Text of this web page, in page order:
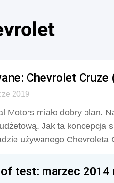
Chevrolet
2019
Motors miało dobry plan.
Jak ta koncepcja
używanego Chevroleta
test: marzec 2014